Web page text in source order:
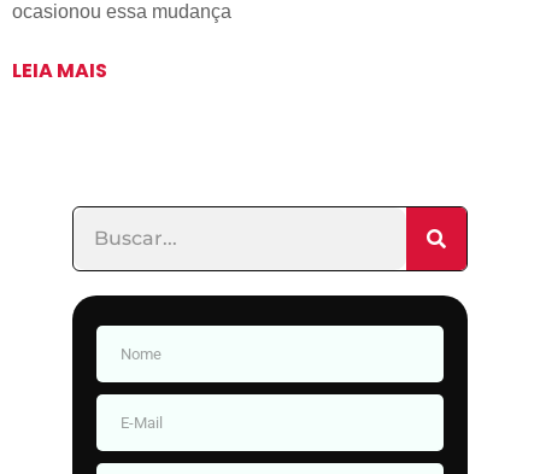
ocasionou essa mudança
LEIA MAIS